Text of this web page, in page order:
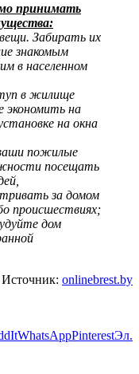
принимать
Забирать их
знакомым
в населенном
в жилище
экономить на
на окна
пожилые
посещать
за домом
происшествиях;
дом
Источник: onlinebrest.by
WhatsAppPinterestЭл.